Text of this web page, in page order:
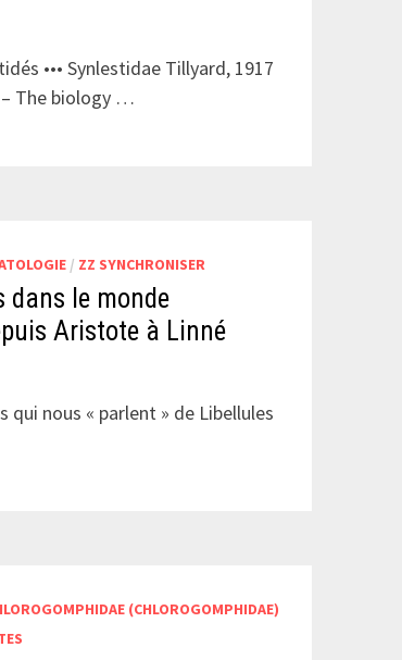
••• Synlestidae Tillyard, 1917
– The biology …
/ ZZ SYNCHRONISER
dans le monde
Aristote à Linné
qui nous « parlent » de Libellules
(CHLOROGOMPHIDAE)